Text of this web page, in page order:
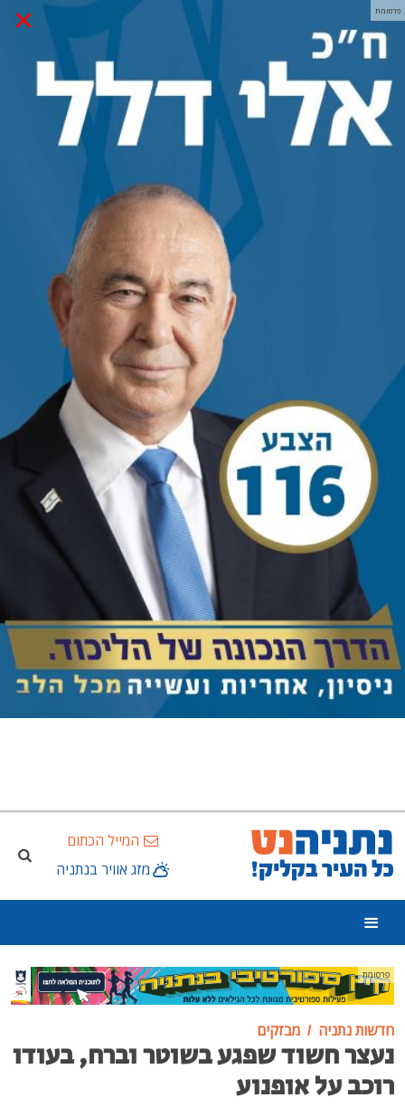
× פרסומת
המייל הכתום
מזג אוויר בנתניה
פרסומת
חדשות נתניה מבזקים
נעצר חשוד שפגע בשוטר וברח, בעודו
רוכב על אופנוע